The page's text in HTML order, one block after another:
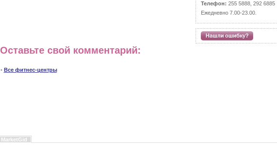
Телефон: 255 5888, 292 6885
Ежедневно 7.00-23.00.
Оставьте свой комментарий:
• Все фитнес-центры
MarketGid